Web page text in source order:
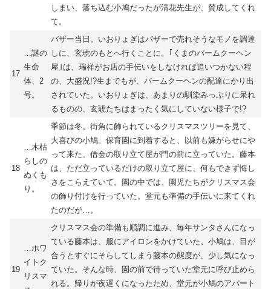
しまい、落ち込む小鳩だったが清花先生が、賛成してくれ
て。
17
…謎の
生命
体、2
号。
バザー当日。いおりょぎはバザーで売れそうなモノを調達
しに、玄琥のもとへ行くことに。｢くまのバームクーヘン
屋｣は、瑞祥がお店の手伝いをしなければ追いつかない程
の、大盛況!?生までもが、バームクーヘンの配達にかり出
されていた。いおりょぎは、あまりの馴染みっぷりに呆れ
るものの、玄琥たちはまったく気にしていない様子で!?
18
…木枯
らしの
ぬくも
り。
季節は冬。街角に飾られているクリスマスツリーを見て、
大喜びの小鳩。保育園に到着すると、以前も嫌がらせにや
って来た、借金の取り立て屋が門の前に立っていた。藤本
は、ただ立っているだけの取り立て屋に、何もできず悔し
さをこらえていて。園の中では、園児たちがクリスマス会
の飾り付けを行っていた。堂元も準備の手伝いに来てくれ
たのだが…。
19
…ホワ
イトク
リスマ
クリスマス会の準備も順調に進み、毎年サンタさんになっ
ている藤本は、服にアイロンをかけていた。小鳩は、目が
合うとすぐにそらしてしまう藤本の態度が、少し気になっ
ていた。そんな時、園の前で待っていた堂元に呼び止めら
れる。帰りが夜遅くになったため、堂元が小鳩のアパート